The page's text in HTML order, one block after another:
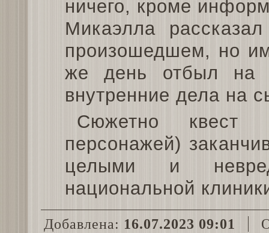
ничего, кроме
Микаэлла
произошедшем, но
же день отбыл на
внутренние дела на
Сюжетно квест
персонажей)
целыми и
национальной
Добавлена: 16.07.2023 09:01